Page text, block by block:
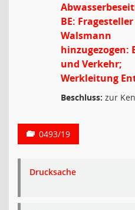
BE:
Walsmann
hinzugezogen:
und Verkehr;
Werkleitung
Beschluss: zur
0493/19
Drucksache